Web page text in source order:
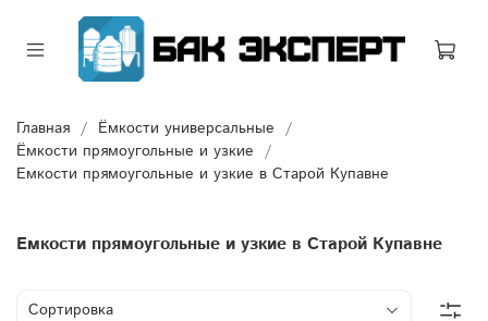
Главная
Ёмкости универсальные
Ёмкости прямоугольные и узкие
Емкости прямоугольные и узкие в Старой Купавне
Емкости прямоугольные и узкие в Старой Купавне